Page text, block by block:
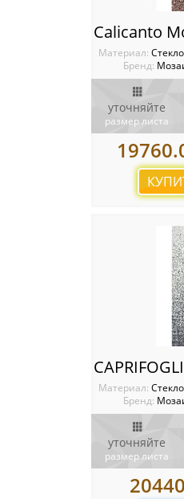
Материал: Стекло
Бренд:
уточняйте
размер листа
Материал: Стекло
Бренд:
уточняйте
размер листа
20440